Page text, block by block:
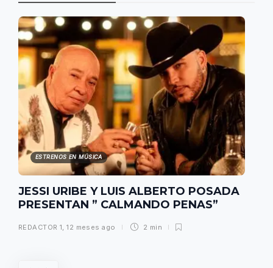
ESTRENOS EN MÚSICA
JESSI URIBE Y LUIS ALBERTO POSADA
PRESENTAN ” CALMANDO PENAS”
REDACTOR 1 ,12 meses ago 2 min